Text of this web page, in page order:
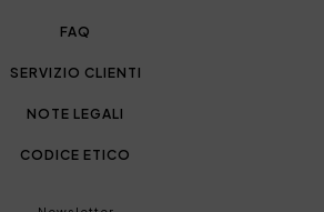
FAQ
SERVIZIO CLIENTI
NOTE LEGALI
CODICE ETICO